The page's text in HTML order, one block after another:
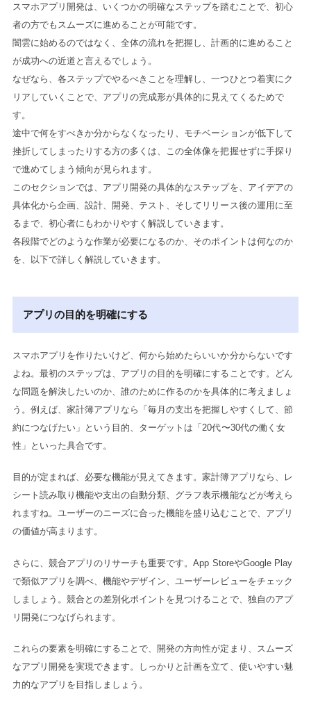
スマホアプリ開発は、いくつかの明確なステップを踏むことで、初心
者の方でもスムーズに進めることが可能です。
闇雲に始めるのではなく、全体の流れを把握し、計画的に進めること
が成功への近道と言えるでしょう。
なぜなら、各ステップでやるべきことを理解し、一つひとつ着実にク
リアしていくことで、アプリの完成形が具体的に見えてくるためで
す。
途中で何をすべきか分からなくなったり、モチベーションが低下して
挫折してしまったりする方の多くは、この全体像を把握せずに手探り
で進めてしまう傾向が見られます。
このセクションでは、アプリ開発の具体的なステップを、アイデアの
具体化から企画、設計、開発、テスト、そしてリリース後の運用に至
るまで、初心者にもわかりやすく解説していきます。
各段階でどのような作業が必要になるのか、そのポイントは何なのか
を、以下で詳しく解説していきます。
アプリの目的を明確にする
スマホアプリを作りたいけど、何から始めたらいいか分からないです
よね。最初のステップは、アプリの目的を明確にすることです。どん
な問題を解決したいのか、誰のために作るのかを具体的に考えましょ
う。例えば、家計簿アプリなら「毎月の支出を把握しやすくして、節
約につなげたい」という目的、ターゲットは「20代〜30代の働く女
性」といった具合です。
目的が定まれば、必要な機能が見えてきます。家計簿アプリなら、レ
シート読み取り機能や支出の自動分類、グラフ表示機能などが考えら
れますね。ユーザーのニーズに合った機能を盛り込むことで、アプリ
の価値が高まります。
さらに、競合アプリのリサーチも重要です。App StoreやGoogle Play
で類似アプリを調べ、機能やデザイン、ユーザーレビューをチェック
しましょう。競合との差別化ポイントを見つけることで、独自のアプ
リ開発につなげられます。
これらの要素を明確にすることで、開発の方向性が定まり、スムーズ
なアプリ開発を実現できます。しっかりと計画を立て、使いやすい魅
力的なアプリを目指しましょう。